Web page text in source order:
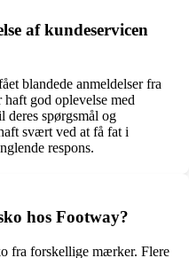
af kundeservicen
blandede anmeldelser fra
god oplevelse med
deres spørgsmål og
svært ved at få fat i
respons.
hos Footway?
fra forskellige mærker. Flere